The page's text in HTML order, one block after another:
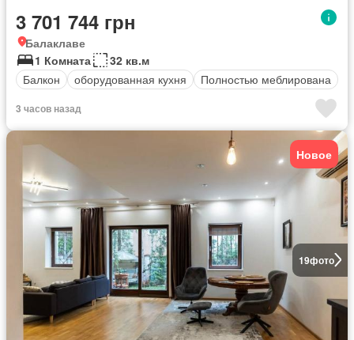
3 701 744 грн
Балаклаве
1 Комната
32 кв.м
Балкон
оборудованная кухня Полностью меблирована
3 часов назад
19фото
Новое